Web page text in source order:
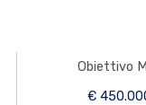
Obiettivo
€